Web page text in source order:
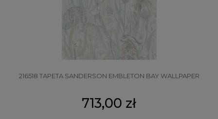
216518 TAPETA SANDERSON EMBLETON BAY WALLPAPER
713,00 zł